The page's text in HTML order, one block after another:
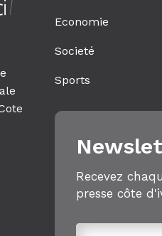
Economie
Societé
Sports
Recevez
presse côte